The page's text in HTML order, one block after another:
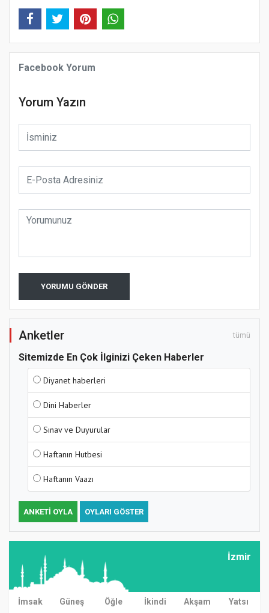
Facebook Yorum
Yorum Yazın
YORUMU GÖNDER
Anketler tümü
Sitemizde En Çok İlginizi Çeken Haberler
Diyanet haberleri
Dini Haberler
Sınav ve Duyurular
Haftanın Hutbesi
Haftanın Vaazı
ANKETI OYLA OYLARI GÖSTER
İzmir
İmsak Güneş Öğle İkindi Akşam
Yatsı